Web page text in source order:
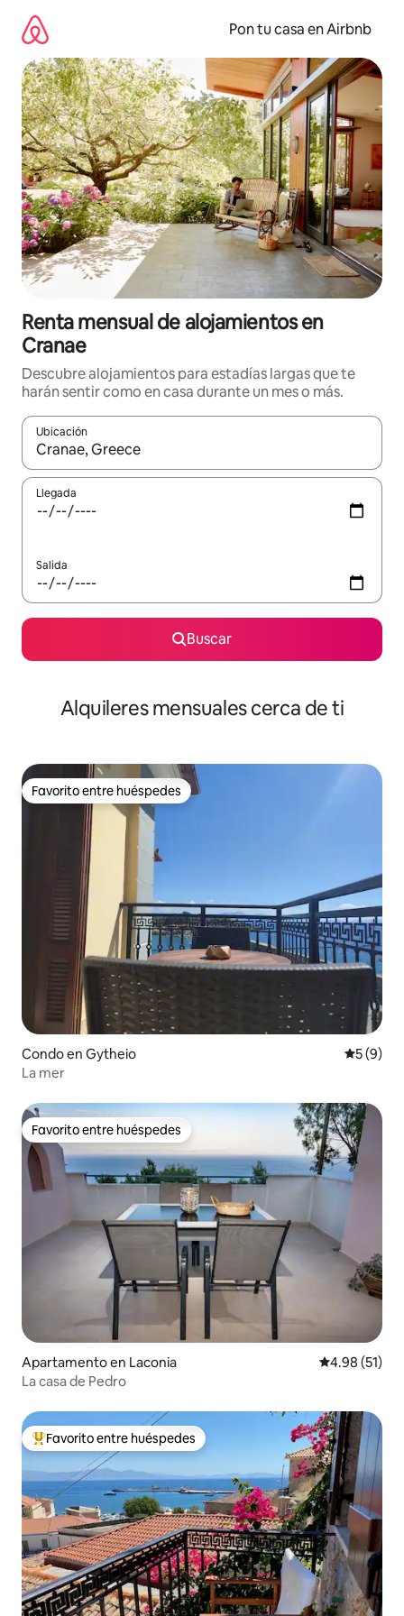
contenido
Pon tu casa en Airbnb
Renta mensual de alojamientos en
Cranae
Descubre alojamientos para estadías largas que te
harán sentir como en casa durante un mes o más.
Ubicación
Cuando los resultados estén disponibles, navega con las
Llegada
Salida
Buscar
Alquileres mensuales cerca de ti
Favorito entre huéspedes
Favorito entre huéspedes
Condo en Gytheio
5 (9)
La mer
Favorito entre huéspedes
Favorito entre huéspedes
Apartamento en Laconia Calificación
4.98 (51)
La casa de Pedro
Favorito entre huéspedes preferido
Favorito entre huéspedes